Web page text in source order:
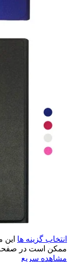
انتخاب گزینه ها
ممکن است در
مشاهده سریع